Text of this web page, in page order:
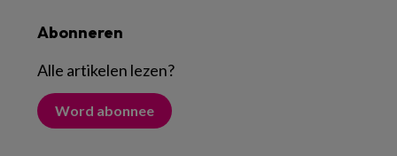
Abonneren
Alle artikelen lezen?
Word abonnee